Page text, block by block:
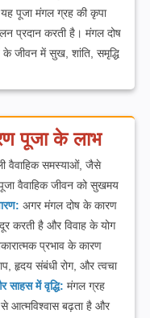
पूजा मंगल ग्रह की कृपा
प्रदान करती है। मंगल दोष
के जीवन में सुख, शांति, समृद्धि
पूजा के लाभ
वैवाहिक समस्याओं, जैसे
वैवाहिक जीवन को सुखमय
अगर मंगल दोष के कारण
दूर करती है और विवाह के योग
प्रभाव के कारण
हृदय संबंधी रोग, और त्वचा
साहस में वृद्धि: मंगल ग्रह
आत्मविश्वास बढ़ता है और